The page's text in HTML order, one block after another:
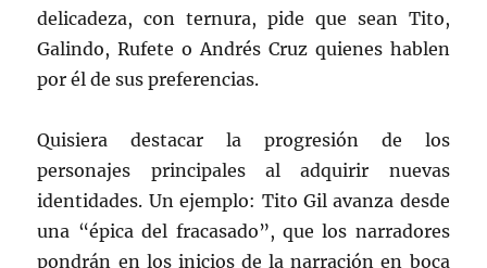
delicadeza, con ternura, pide que sean Tito,
Galindo, Rufete o Andrés Cruz quienes hablen
por él de sus preferencias.
Quisiera destacar la progresión de los
personajes principales al adquirir nuevas
identidades. Un ejemplo: Tito Gil avanza desde
una “épica del fracasado”, que los narradores
pondrán en los inicios de la narración en boca